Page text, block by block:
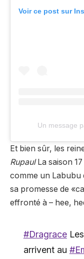
Voir ce post sur
Un message
Et bien sûr, les
RupaulLa saison
comme un Labubu
sa promesse de
effronté à – hee,
#DragraceLes
arrivent au